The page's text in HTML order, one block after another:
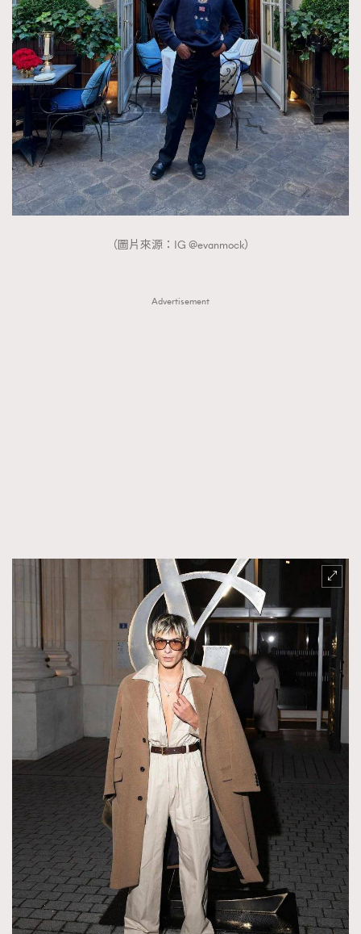
（圖片來源：IG @evanmock）
Advertisement